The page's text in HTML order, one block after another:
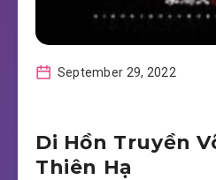
September 29, 2022
Di Hồn Truyền
Thiên Hạ